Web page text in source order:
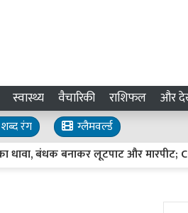
स्वास्थ्य वैचारिकी राशिफल और
शब्द रंग
ग्लैमवर्ल्ड
बंधक बनाकर लूटपाट और मारपीट;